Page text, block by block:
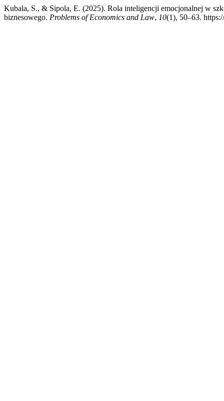
Kubala, S., & Sipola, E. (2025). Rola inteligencji emocjonalnej w
biznesowego. Problems of Economics and Law, 10(1), 50–63.